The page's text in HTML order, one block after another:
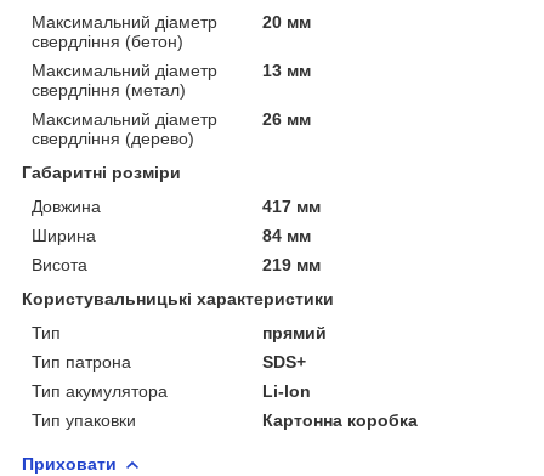
Максимальний діаметр
свердління (бетон)
20 мм
Максимальний діаметр
свердління (метал)
13 мм
Максимальний діаметр
свердління (дерево)
26 мм
Габаритні розміри
Довжина
417 мм
Ширина
84 мм
Висота
219 мм
Користувальницькі характеристики
Тип
прямий
Тип патрона
SDS+
Тип акумулятора
Li-lon
Тип упаковки
Картонна коробка
Приховати